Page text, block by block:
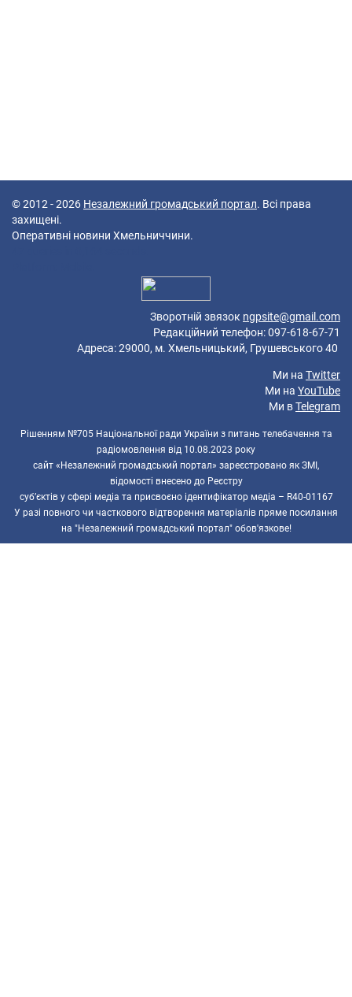
© 2012 - 2026 Незалежний громадський портал. Всі права
захищені.
Оперативні новини Хмельниччини.
Зворотній звязок ngpsite@gmail.com
Редакційний телефон: 097-618-67-71
Адреса: 29000, м. Хмельницький, Грушевського 40
Ми на Twitter
Ми на YouTube
Ми вTelegram
Рішенням №705 Національної ради України з питань телебачення та
радіомовлення від 10.08.2023 року
сайт «Незалежний громадський портал» зареєстровано як ЗМІ,
відомості внесено до Реєстру
суб’єктів у сфері медіа та присвоєно ідентифікатор медіа – R40-01167
У разі повного чи часткового відтворення матеріалів пряме посилання
на "Незалежний громадський портал" обов'язкове!